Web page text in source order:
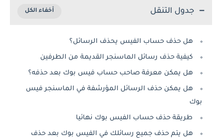
جدول التنقل
هل حذف حساب الفيس يحذف الرسائل؟
كيفية حذف رسائل الماسنجر القديمة من الطرفين
هل يمكن معرفة صاحب حساب فيس بوك بعد حذفه؟
هل يمكن حذف الرسائل المؤرشفة في الماسنجر فيس
بوك
طريقة حذف حساب الفيس بوك نهائيا
هل يتم حذف جميع رسائلك في الفيس بوك بعد حذف